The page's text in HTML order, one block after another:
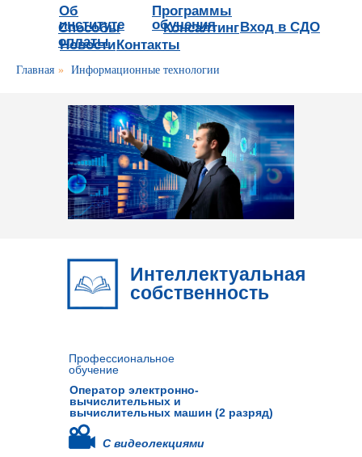
Об
институте
Программы
обучения
Способы
оплаты
Консалтинг
Новости
Вход в СДО
Контакты
Главная » Информационные технологии
Интеллектуальная
собственность
Оператор электронно-
вычислительных и
вычислительных машин (2 разряд)
Профессиональное
обучение
С видеолекциями